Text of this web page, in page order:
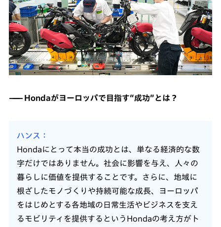
Hondaがヨーロッパで目指す“成功”とは？
ハンス
Hondaにとって本当の成功とは、単なる経済的な数
字だけではありません。社会に影響を与え、人々の
暮らしに価値を提供することです。さらに、地域に
根ざしたモノづくりや持続可能な成長、ヨーロッパ
をはじめとする各地域の日常生活やビジネスを支え
るモビリティを提供するというHondaの考え方がト